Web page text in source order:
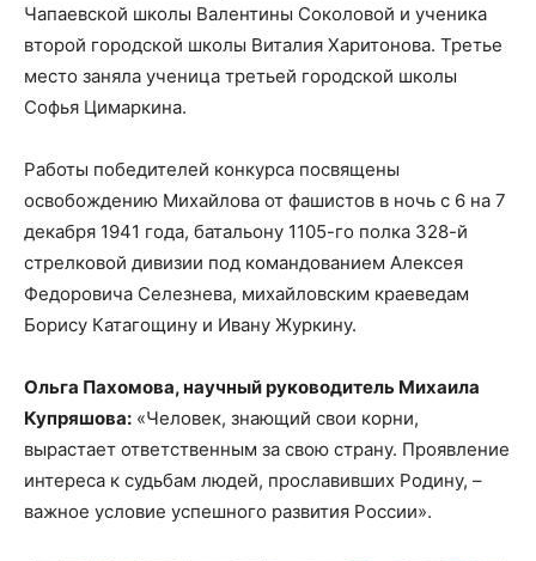
Чапаевской школы Валентины Соколовой и ученика
второй городской школы Виталия Харитонова. Третье
место заняла ученица третьей городской школы
Софья Цимаркина.
Работы победителей конкурса посвящены
освобождению Михайлова от фашистов в ночь с 6 на 7
декабря 1941 года, батальону 1105-го полка 328-й
стрелковой дивизии под командованием Алексея
Федоровича Селезнева, михайловским краеведам
Борису Катагощину и Ивану Журкину.
Ольга Пахомова, научный руководитель Михаила
Купряшова: «Человек, знающий свои корни,
вырастает ответственным за свою страну. Проявление
интереса к судьбам людей, прославивших Родину, –
важное условие успешного развития России».